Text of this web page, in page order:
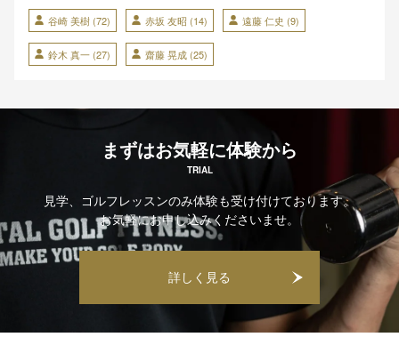
谷崎 美樹 (72) 赤坂 友昭 (14) 遠藤 仁史 (9)
鈴木 真一 (27) 齋藤 晃成 (25)
まずはお気軽に体験から
TRIAL
見学、ゴルフレッスンのみ体験も受け付けております。
お気軽にお申し込みくださいませ。
詳しく見る